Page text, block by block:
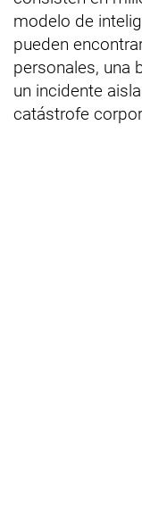
modelo de
pueden
personales, una
un incidente
catástrofe